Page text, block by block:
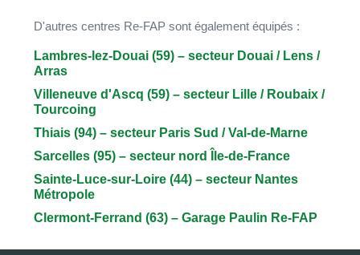
D'autres centres Re-FAP sont également équipés :
Lambres-lez-Douai (59) – secteur Douai / Lens /
Arras
Villeneuve d'Ascq (59) – secteur Lille / Roubaix /
Tourcoing
Thiais (94) – secteur Paris Sud / Val-de-Marne
Sarcelles (95) – secteur nord Île-de-France
Sainte-Luce-sur-Loire (44) – secteur Nantes
Métropole
Clermont-Ferrand (63) – Garage Paulin Re-FAP